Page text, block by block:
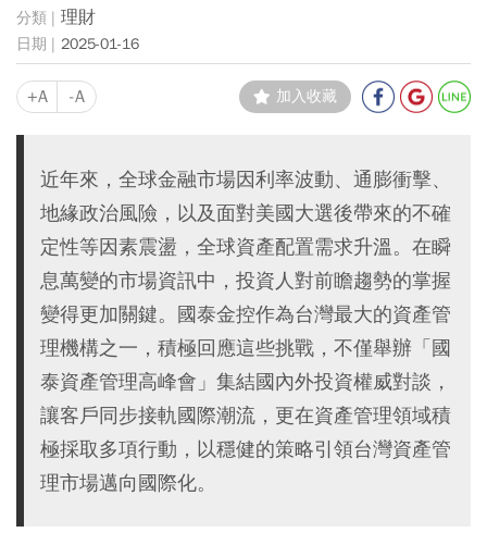
理財
2025-01-16
+A -A 加入收藏
近年來，全球金融市場因利率波動、通膨衝擊、
地緣政治風險，以及面對美國大選後帶來的不確
定性等因素震盪，全球資產配置需求升溫。在瞬
息萬變的市場資訊中，投資人對前瞻趨勢的掌握
變得更加關鍵。國泰金控作為台灣最大的資產管
理機構之一，積極回應這些挑戰，不僅舉辦「國
泰資產管理高峰會」集結國內外投資權威對談，
讓客戶同步接軌國際潮流，更在資產管理領域積
極採取多項行動，以穩健的策略引領台灣資產管
理市場邁向國際化。